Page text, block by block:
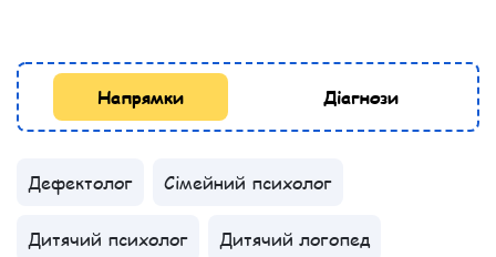
Напрямки Діагнози
Дефектолог Сімейний психолог
Дитячий психолог Дитячий логопед